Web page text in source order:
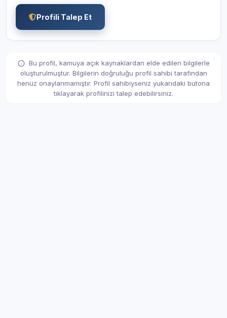
Profili Talep Et
Bu profil, kamuya açık kaynaklardan elde edilen bilgilerle
oluşturulmuştur. Bilgilerin doğruluğu profil sahibi tarafından
henüz onaylanmamıştır. Profil sahibiyseniz yukarıdaki butona
tıklayarak profilinizi talep edebilirsiniz.